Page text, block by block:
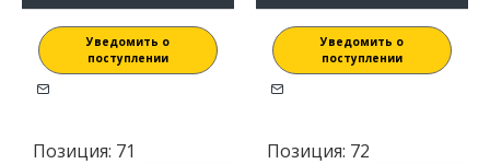
Уведомить о
поступлении
Уведомить о
поступлении
Позиция: 71 Позиция: 72